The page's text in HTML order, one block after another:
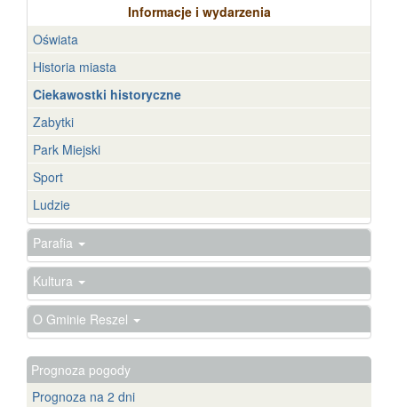
Informacje i wydarzenia
Oświata
Historia miasta
Ciekawostki historyczne
Zabytki
Park Miejski
Sport
Ludzie
Parafia
Kultura
O Gminie Reszel
Prognoza pogody
Prognoza na 2 dni